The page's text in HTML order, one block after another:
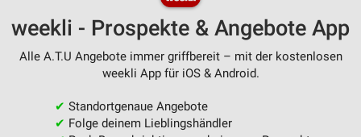
weekli - Prospekte & Angebote App
Alle A.T.U Angebote immer griffbereit – mit der kostenlosen
weekli App für iOS & Android.
✔ Standortgenaue Angebote
✔ Folge deinem Lieblingshändler